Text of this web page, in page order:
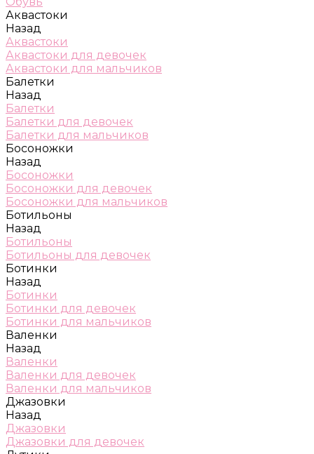
Аквастоки
Назад
Аквастоки
Аквастоки для девочек
Аквастоки для мальчиков
Балетки
Назад
Балетки
Балетки для девочек
Балетки для мальчиков
Босоножки
Назад
Босоножки
Босоножки для девочек
Босоножки для мальчиков
Ботильоны
Назад
Ботильоны
Ботильоны для девочек
Ботинки
Назад
Ботинки
Ботинки для девочек
Ботинки для мальчиков
Валенки
Назад
Валенки
Валенки для девочек
Валенки для мальчиков
Джазовки
Назад
Джазовки
Джазовки для девочек